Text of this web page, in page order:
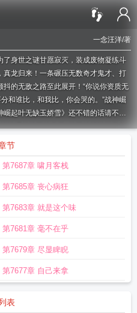
一念汪洋/著
身世之谜甘愿寂灭，装成废物凝练斗
龙归来！一条碾压无数奇才鬼才、打
的无敌之路至此展开！“你说你资质无
和谁比，和我比，你会哭的。”战神崛
起叶无缺玉娇雪》还不错的话请不要
战神崛起叶无缺身世叶无缺战神狂飙免
神狂飙免费最新章节4013
玉娇雪相见叶无缺战神狂飙最新章节
节
第7687章 啸月客栈
第7685章 丧心病狂
第7683章 就是这个味
第7681章 毫不在乎
第7679章 尽显睥睨
第7677章 自己来拿
表